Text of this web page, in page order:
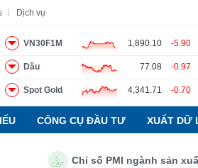
Dịch vụ
VN30F1M 1,890.10 -5.90
Dầu 77.08 -0.97
Spot Gold 4,341.71 -0.70
CÔNG CỤ ĐẦU TƯ XUẤT DỮ
Chỉ số PMI ngành sản xuất
tích Thuật ngữ